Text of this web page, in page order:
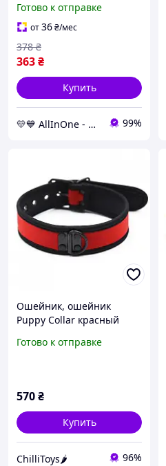
Series
Готово к отправке
от36₴/мес
363₴
378 ₴
Купить
💛💙 AllInOne - находи все необходимое в одном магазине! 99%
Ошейник, ошейник
Puppy Collar красный
регулируемый
Готово к отправке
570₴
Купить
ChilliToys🌶️ 96%